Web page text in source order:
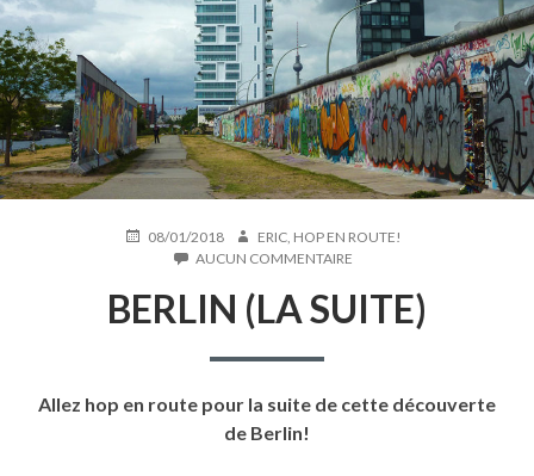
PUBLIÉ08/01/2018 AUTEUR
ERIC, HOP EN ROUTE!
AUCUN COMMENTAIRE
(LA
SUITE)
BERLIN (LA SUITE)
Allez hop en route pour la suite de cette découverte
de Berlin!